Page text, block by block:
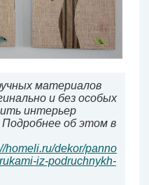
материалов
и без особых
интерьер
об этом в
homeli.ru/dekor/panno
iz-podruchnykh-